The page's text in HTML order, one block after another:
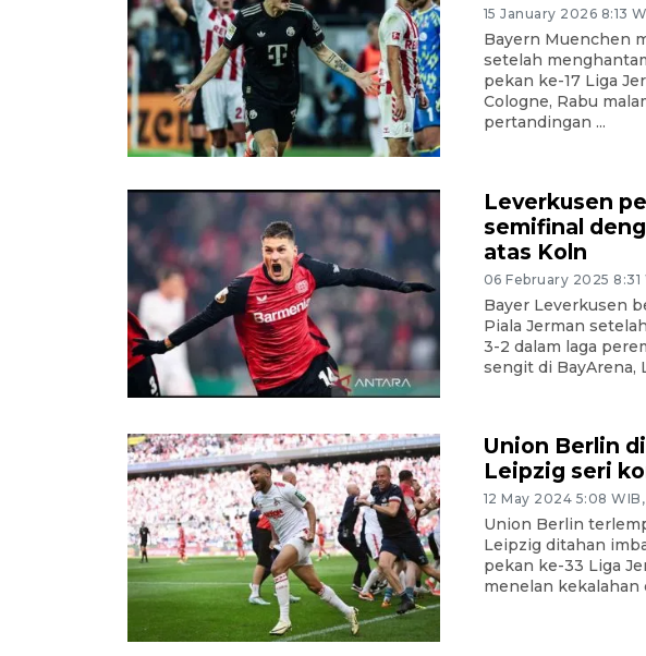
15 January 2026 8:13
Bayern Muenchen
setelah
pekan ke-17 Liga
Cologne, Rabu
pertandingan ...
Leverkusen
semifinal
atas Koln
06 February 2025 8:31
Bayer Leverkusen
Piala Jerman
3-2 dalam laga
sengit di BayArena,
Union Berlin
Leipzig seri
12 May 2024 5:08
Union Berlin
Leipzig ditahan
pekan ke-33 Liga
menelan kekalahan